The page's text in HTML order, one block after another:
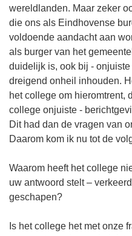
wereldlanden. Maar zeker
die ons als Eindhovense
voldoende aandacht aan
als burger van het
duidelijk is, ook bij -
dreigend onheil inhouden.
het college om hieromtrent,
college onjuiste -
Dit had dan de vragen van
Daarom kom ik nu tot de
Waarom heeft het college
uw antwoord stelt –
geschapen?
Is het college het met onze